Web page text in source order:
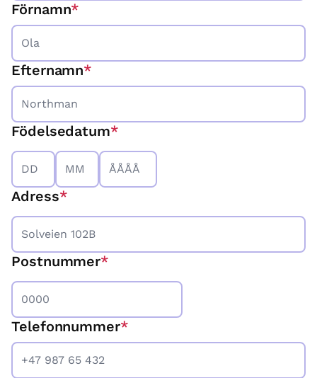
Förnamn*
Efternamn*
Födelsedatum*
Dag
MånadÅr
Adress
Postnummer
Telefonnummer*